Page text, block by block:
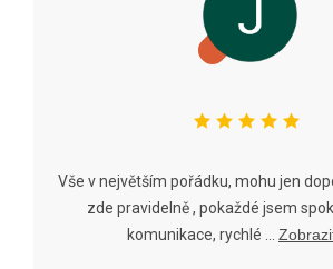
Vše v největším pořádku, mohu jen
zde pravidelně , pokaždé jsem
komunikace, rychlé ...